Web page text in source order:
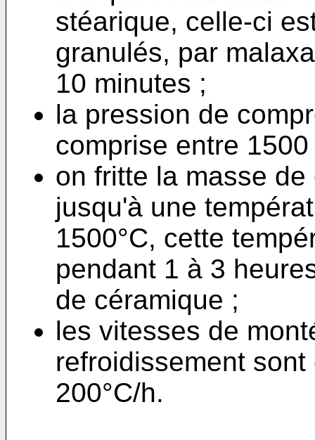
stéarique, celle-ci
granulés, par
10 minutes ;
la pression de
comprise entre
on fritte la masse
jusqu'à une
1500°C, cette
pendant 1 à 3
de céramique ;
les vitesses de
refroidissement
200°C/h.